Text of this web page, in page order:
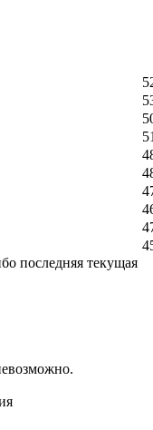
последняя текущая